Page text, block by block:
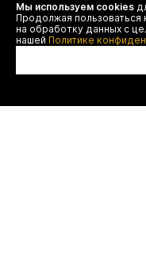
Я даю согласие на
персональных данных
рекламных и
Юнайтед', а также
Политикой
Мы используем cookies
Продолжая пользоваться
на обработку данных с
нашей Политике